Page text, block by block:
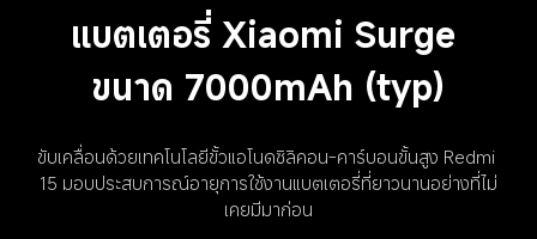
แบตเตอรี่ Xiaomi Surge
ขนาด 7000mAh (typ)
ขับเคลื่อนด้วยเทคโนโลยีขั้วแอโนดซิลิคอน-คาร์บอนขั้นสูง Redmi
15 มอบประสบการณ์อายุการใช้งานแบตเตอรี่ที่ยาวนานอย่างที่ไม่
เคยมีมาก่อน